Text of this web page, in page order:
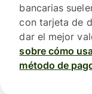
bancarias
con tarjeta de
dar el mejor
sobre cómo
método de